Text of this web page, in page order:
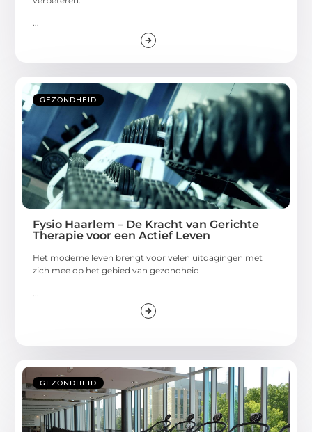
...
GEZONDHEID
Fysio Haarlem – De Kracht van Gerichte
Therapie voor een Actief Leven
Het moderne leven brengt voor velen uitdagingen met
zich mee op het gebied van gezondheid
GEZONDHEID